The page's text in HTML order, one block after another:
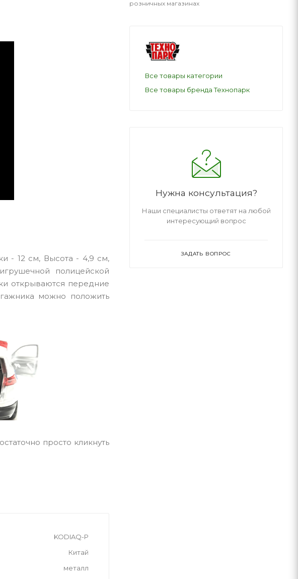
- 12 см, Высота - 4,9 см,
полицейской
открываются передние
можно положить
просто кликнуть
KODIAQ-P
Китай
металл
розничных магазинах
Все товары категории
Все товары бренда Технопарк
Нужна консультация?
Наши специалисты ответят на любой
интересующий вопрос
ЗАДАТЬ ВОПРОС